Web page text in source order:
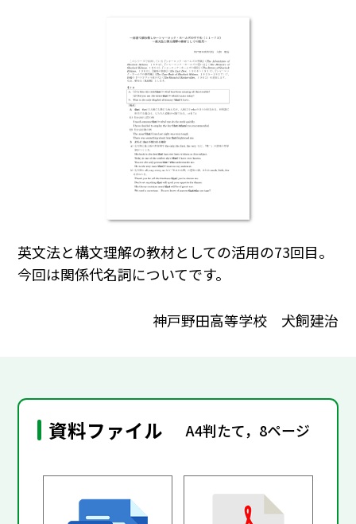
英文法と構文理解の教材としての活用の73回目。
今回は関係代名詞についてです。
神戸野田高等学校 犬飼建治
資料ファイル A4判たて，8ページ